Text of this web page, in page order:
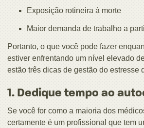
Exposição rotineira à morte
Maior demanda de trabalho a
Portanto, o que você pode fazer
estiver enfrentando um nível elevado
estão três dicas de gestão do estresse
1. Dedique tempo ao
Se você for como a maioria dos
certamente é um profissional que tem